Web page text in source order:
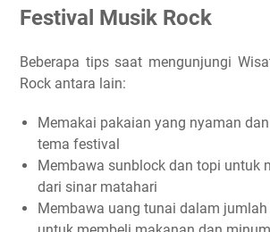
Festival Musik Rock
Beberapa tips saat mengunjungi
Rock antara lain:
Memakai pakaian yang nyaman
tema festival
Membawa sunblock dan topi untuk
dari sinar matahari
Membawa uang tunai dalam